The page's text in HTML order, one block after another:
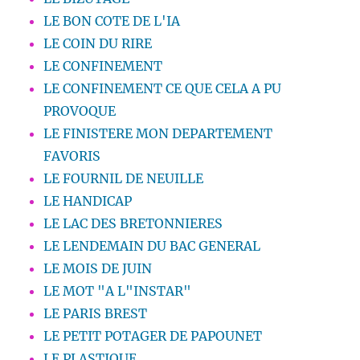
LE BON COTE DE L'IA
LE COIN DU RIRE
LE CONFINEMENT
LE CONFINEMENT CE QUE CELA A PU
PROVOQUE
LE FINISTERE MON DEPARTEMENT
FAVORIS
LE FOURNIL DE NEUILLE
LE HANDICAP
LE LAC DES BRETONNIERES
LE LENDEMAIN DU BAC GENERAL
LE MOIS DE JUIN
LE MOT "A L"INSTAR"
LE PARIS BREST
LE PETIT POTAGER DE PAPOUNET